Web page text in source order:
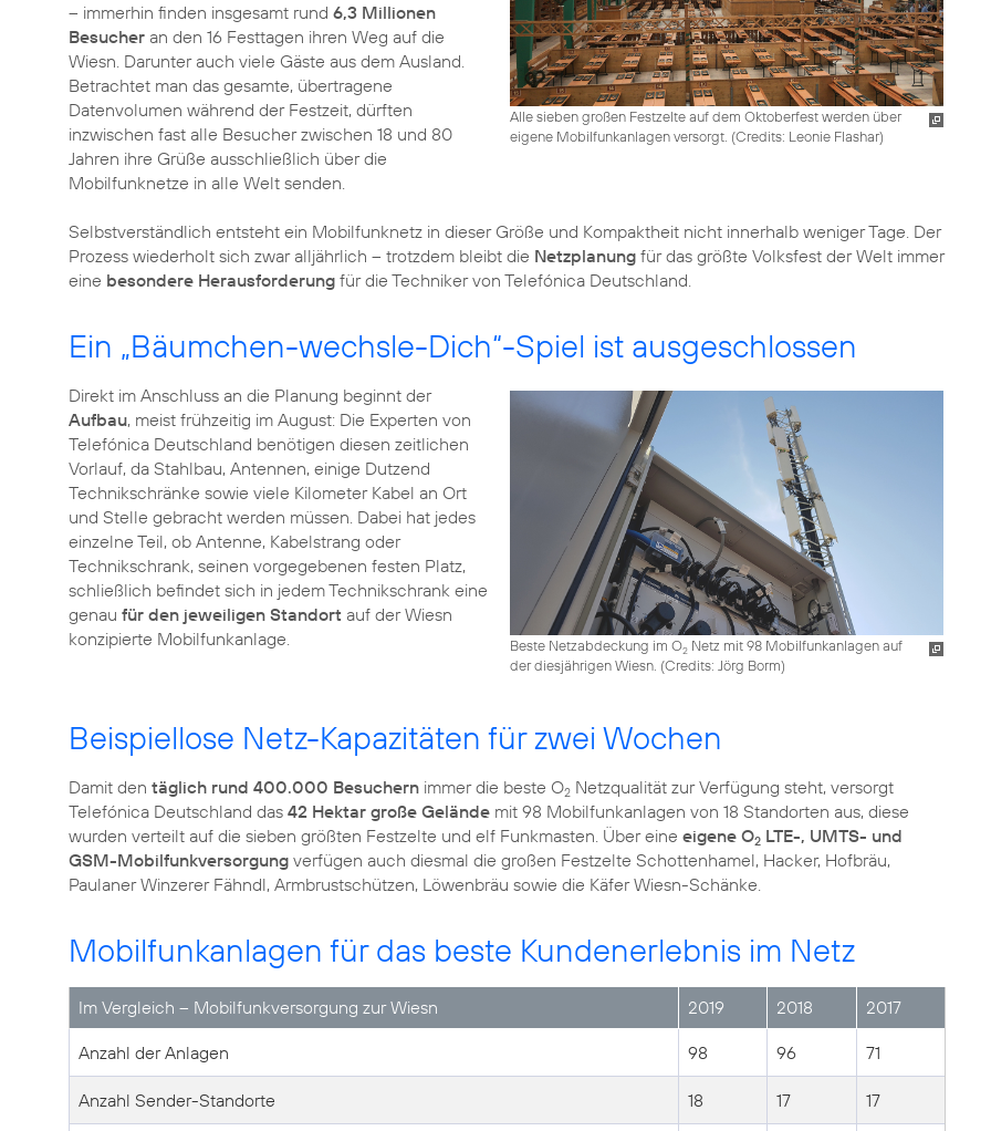
Alle sieben großen Festzelte auf dem Oktoberfest werden über
eigene Mobilfunkanlagen versorgt. (Credits: Leonie Flashar)
– immerhin finden insgesamt rund 6,3 Millionen
Besucher an den 16 Festtagen ihren Weg auf die
Wiesn. Darunter auch viele Gäste aus dem Ausland.
Betrachtet man das gesamte, übertragene
Datenvolumen während der Festzeit, dürften
inzwischen fast alle Besucher zwischen 18 und 80
Jahren ihre Grüße ausschließlich über die
Mobilfunknetze in alle Welt senden.
Selbstverständlich entsteht ein Mobilfunknetz in dieser Größe und Kompaktheit nicht innerhalb weniger Tage. Der
Prozess wiederholt sich zwar alljährlich – trotzdem bleibt die Netzplanung für das größte Volksfest der Welt immer
eine besondere Herausforderung für die Techniker von Telefónica Deutschland.
Ein „Bäumchen-wechsle-Dich“-Spiel ist ausgeschlossen
Beste Netzabdeckung im O2Netz mit 98 Mobilfunkanlagen auf
der diesjährigen Wiesn. (Credits: Jörg Borm)
Direkt im Anschluss an die Planung beginnt der
Aufbau, meist frühzeitig im August: Die Experten von
Telefónica Deutschland benötigen diesen zeitlichen
Vorlauf, da Stahlbau, Antennen, einige Dutzend
Technikschränke sowie viele Kilometer Kabel an Ort
und Stelle gebracht werden müssen. Dabei hat jedes
einzelne Teil, ob Antenne, Kabelstrang oder
Technikschrank, seinen vorgegebenen festen Platz,
schließlich befindet sich in jedem Technikschrank eine
genau für den jeweiligen Standort auf der Wiesn
konzipierte Mobilfunkanlage.
Beispiellose Netz-Kapazitäten für zwei Wochen
Damit den täglich rund 400.000 Besuchern immer die beste O2 Netzqualität zur Verfügung steht, versorgt
Telefónica Deutschland das 42 Hektar große Gelände mit 98 Mobilfunkanlagen von 18 Standorten aus, diese
wurden verteilt auf die sieben größten Festzelte und elf Funkmasten. Über eine eigene O2 LTE-, UMTS- und
GSM-Mobilfunkversorgung verfügen auch diesmal die großen Festzelte Schottenhamel, Hacker, Hofbräu,
Paulaner Winzerer Fähndl, Armbrustschützen, Löwenbräu sowie die Käfer Wiesn-Schänke.
Mobilfunkanlagen für das beste Kundenerlebnis im Netz
Im Vergleich – Mobilfunkversorgung zur Wiesn 2019 2018 2017
Anzahl der Anlagen 98 96 71
Anzahl Sender-Standorte 18 17 17